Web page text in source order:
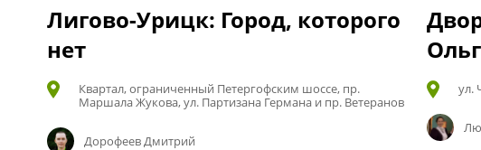
Лигово-Урицк: Город, которого
нет
Квартал, ограниченный Петергофским шоссе, пр.
Маршала Жукова, ул. Партизана Германа и пр. Ветеранов
Дорофеев Дмитрий
ул.